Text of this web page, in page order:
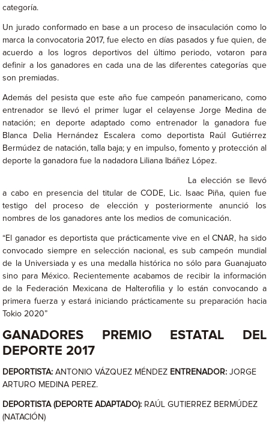
categoría.
Un jurado conformado en base a un proceso de insaculación como lo
marca la convocatoria 2017, fue electo en días pasados y fue quien, de
acuerdo a los logros deportivos del último periodo, votaron para
definir a los ganadores en cada una de las diferentes categorías que
son premiadas.
Además del pesista que este año fue campeón panamericano, como
entrenador se llevó el primer lugar el celayense Jorge Medina de
natación; en deporte adaptado como entrenador la ganadora fue
Blanca Delia Hernández Escalera como deportista Raúl Gutiérrez
Bermúdez de natación, talla baja; y en impulso, fomento y protección al
deporte la ganadora fue la nadadora Liliana Ibáñez López.
La elección se llevó
a cabo en presencia del titular de CODE, Lic. Isaac Piña, quien fue
testigo del proceso de elección y posteriormente anunció los
nombres de los ganadores ante los medios de comunicación.
“El ganador es deportista que prácticamente vive en el CNAR, ha sido
convocado siempre en selección nacional, es sub campeón mundial
de la Universiada y es una medalla histórica no sólo para Guanajuato
sino para México. Recientemente acabamos de recibir la información
de la Federación Mexicana de Halterofilia y lo están convocando a
primera fuerza y estará iniciando prácticamente su preparación hacia
Tokio 2020”
GANADORES PREMIO ESTATAL DEL
DEPORTE 2017
DEPORTISTA: ANTONIO VÁZQUEZ MÉNDEZ ENTRENADOR: JORGE
ARTURO MEDINA PEREZ.
DEPORTISTA (DEPORTE ADAPTADO): RAÚL GUTIERREZ BERMÚDEZ
(NATACIÓN)